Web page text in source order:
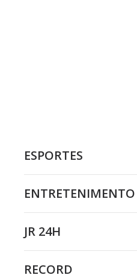
ESPORTES
ENTRETENIMENTO
JR 24H
RECORD